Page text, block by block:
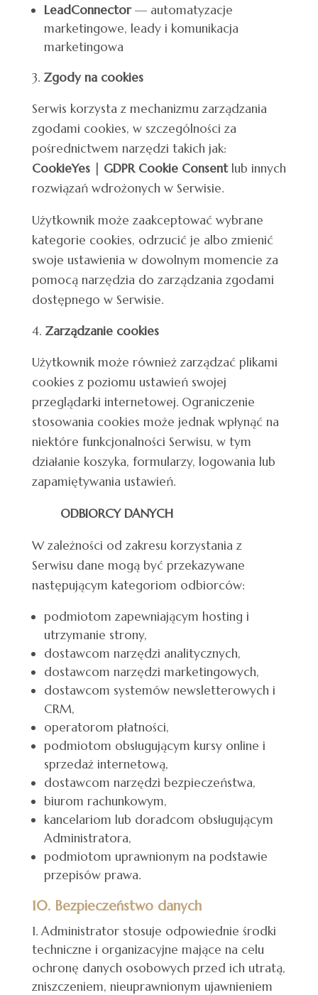
LeadConnector— automatyzacje
marketingowe, leady i komunikacja
marketingowa
Zgody na cookies
Serwis korzysta z mechanizmu zarządzania
zgodami cookies, w szczególności za
pośrednictwem narzędzi takich jak:
CookieYes | GDPR Cookie Consentlub innych
rozwiązań wdrożonych w Serwisie.
Użytkownik może zaakceptować wybrane
kategorie cookies, odrzucić je albo zmienić
swoje ustawienia w dowolnym momencie za
pomocą narzędzia do zarządzania zgodami
dostępnego w Serwisie.
Zarządzanie cookies
Użytkownik może również zarządzać plikami
cookies z poziomu ustawień swojej
przeglądarki internetowej. Ograniczenie
stosowania cookies może jednak wpłynąć na
niektóre funkcjonalności Serwisu, w tym
działanie koszyka, formularzy, logowania lub
zapamiętywania ustawień.
ODBIORCY DANYCH
W zależności od zakresu korzystania z
Serwisu dane mogą być przekazywane
następującym kategoriom odbiorców:
podmiotom zapewniającym hosting i
utrzymanie strony,
dostawcom narzędzi analitycznych,
dostawcom narzędzi marketingowych,
dostawcom systemów newsletterowych i
CRM,
operatorom płatności,
podmiotom obsługującym kursy online i
sprzedaż internetową,
dostawcom narzędzi bezpieczeństwa,
biurom rachunkowym,
kancelariom lub doradcom obsługującym
Administratora,
podmiotom uprawnionym na podstawie
przepisów prawa.
10. Bezpieczeństwo danych
Administrator stosuje odpowiednie środki
techniczne i organizacyjne mające na celu
ochronę danych osobowych przed ich utratą,
zniszczeniem, nieuprawnionym ujawnieniem